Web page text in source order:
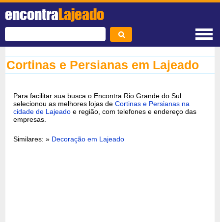
encontraLajeado
Cortinas e Persianas em Lajeado
Para facilitar sua busca o Encontra Rio Grande do Sul
selecionou as melhores lojas deCortinas e Persianas na
cidade de Lajeado e região, com telefones e endereço das
empresas.
Similares: » Decoração em Lajeado